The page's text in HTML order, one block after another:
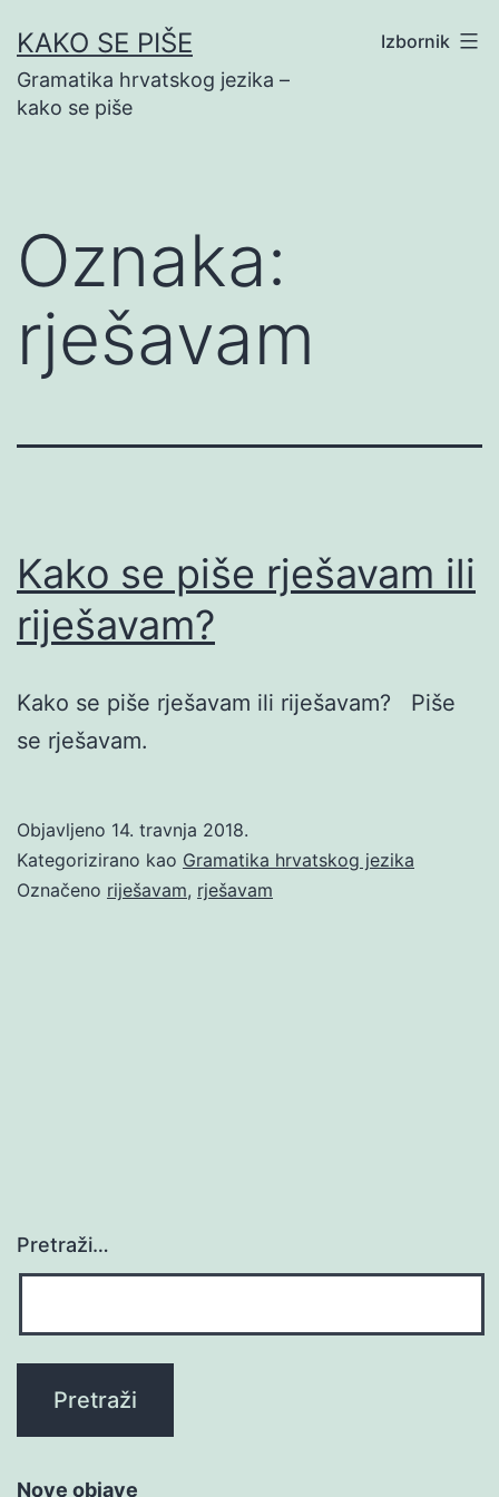
na
sadržaj
KAKO SE PIŠE
Gramatika hrvatskog jezika –
kako se piše
Izbornik
Oznaka:
rješavam
Kako se piše rješavam ili
riješavam?
Kako se piše rješavam ili riješavam? Piše
se rješavam.
Objavljeno 14. travnja 2018.
Kategorizirano kao Gramatika hrvatskog jezika
Označeno riješavam, rješavam
Pretraži…
Nove objave